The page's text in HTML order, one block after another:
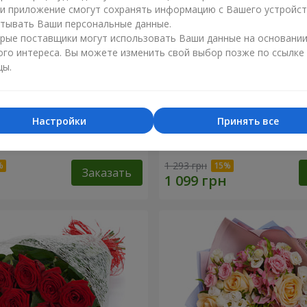
от тебя!"
Заказать
11 красных роз
1 293 грн
приложение смогут сохранять информацию с Вашего
Ваши персональные данные.
поставщики могут использовать Ваши данные на основании
интереса. Вы можете изменить свой выбор позже по ссылке
Принять все
Настройки